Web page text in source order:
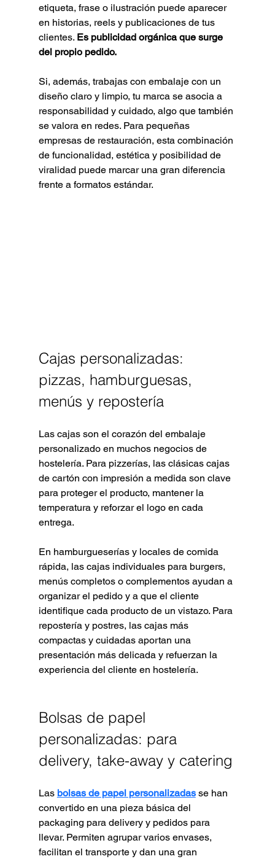
etiqueta, frase o ilustración puede aparecer
en historias, reels y publicaciones de tus
clientes. Es publicidad orgánica que surge
del propio pedido.
Si, además, trabajas con embalaje con un
diseño claro y limpio, tu marca se asocia a
responsabilidad y cuidado, algo que también
se valora en redes. Para pequeñas
empresas de restauración, esta combinación
de funcionalidad, estética y posibilidad de
viralidad puede marcar una gran diferencia
frente a formatos estándar.
Cajas personalizadas:
pizzas, hamburguesas,
menús y repostería
Las cajas son el corazón del embalaje
personalizado en muchos negocios de
hostelería. Para pizzerías, las clásicas cajas
de cartón con impresión a medida son clave
para proteger el producto, mantener la
temperatura y reforzar el logo en cada
entrega.
En hamburgueserías y locales de comida
rápida, las cajas individuales para burgers,
menús completos o complementos ayudan a
organizar el pedido y a que el cliente
identifique cada producto de un vistazo. Para
repostería y postres, las cajas más
compactas y cuidadas aportan una
presentación más delicada y refuerzan la
experiencia del cliente en hostelería.
Bolsas de papel
personalizadas: para
delivery, take-away y catering
Las bolsas de papel personalizadas se han
convertido en una pieza básica del
packaging para delivery y pedidos para
llevar. Permiten agrupar varios envases,
facilitan el transporte y dan una gran